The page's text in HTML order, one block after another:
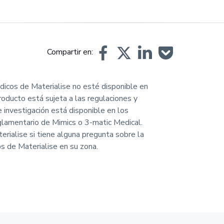
Compartir en:
de Materialise no esté disponible en
está sujeta a las regulaciones y
investigación está disponible en los
de Mimics o 3-matic Medical.
si tiene alguna pregunta sobre la
de Materialise en su zona.